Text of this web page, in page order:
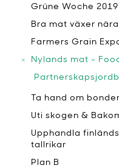
Grüne Woche 2019
Bra mat växer nära
Farmers Grain
Nylands mat -
Ta hand om
Uti skogen &
Upphandla
tallrikar
Plan B